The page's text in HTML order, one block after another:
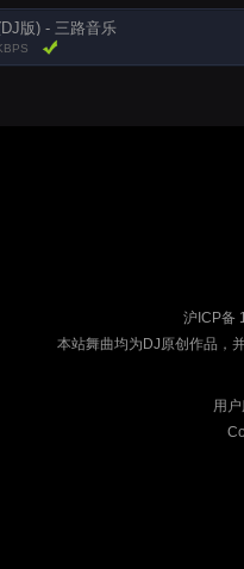
版) - 三路音乐
沪ICP备
本站舞曲均为DJ原创作品，
用